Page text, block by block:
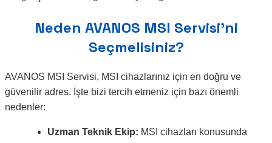
Neden AVANOS MSI Servisi’ni
Seçmelisiniz?
AVANOS MSI Servisi, MSI cihazlarınız için en doğru ve
güvenilir adres. İşte bizi tercih etmeniz için bazı önemli
nedenler:
Uzman Teknik Ekip: MSI cihazları konusunda